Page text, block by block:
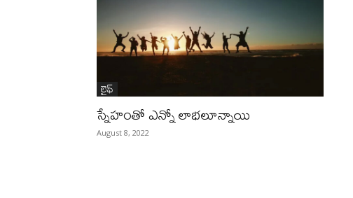
లైఫ్‌
స్నేహంతో ఎన్నో లాభలూన్నాయి
August 8, 2022